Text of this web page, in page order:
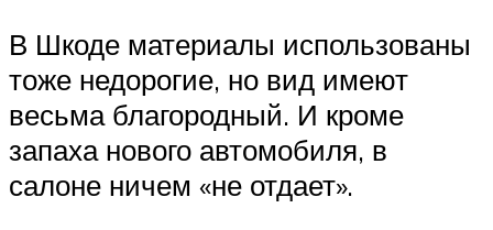
В Шкоде материалы использованы
тоже недорогие, но вид имеют
весьма благородный. И кроме
запаха нового автомобиля, в
салоне ничем «не отдает».